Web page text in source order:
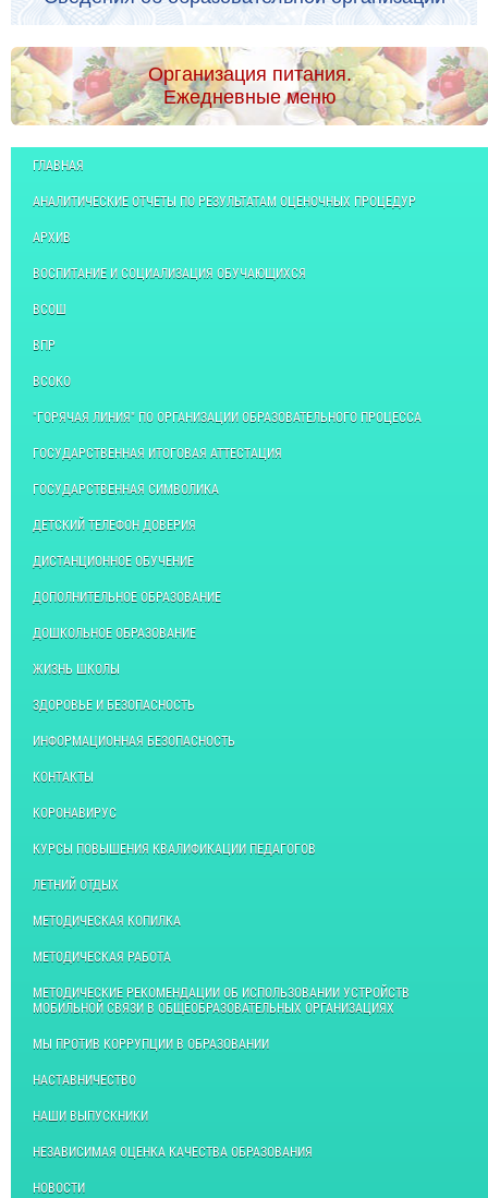
Организация питания.
Ежедневные меню
ГЛАВНАЯ
АНАЛИТИЧЕСКИЕ ОТЧЕТЫ ПО РЕЗУЛЬТАТАМ ОЦЕНОЧНЫХ ПРОЦЕДУР
АРХИВ
ВОСПИТАНИЕ И СОЦИАЛИЗАЦИЯ ОБУЧАЮЩИХСЯ
ВСОШ
ВПР
ВСОКО
"ГОРЯЧАЯ ЛИНИЯ" ПО ОРГАНИЗАЦИИ ОБРАЗОВАТЕЛЬНОГО ПРОЦЕССА
ГОСУДАРСТВЕННАЯ ИТОГОВАЯ АТТЕСТАЦИЯ
ГОСУДАРСТВЕННАЯ СИМВОЛИКА
ДЕТСКИЙ ТЕЛЕФОН ДОВЕРИЯ
ДИСТАНЦИОННОЕ ОБУЧЕНИЕ
ДОПОЛНИТЕЛЬНОЕ ОБРАЗОВАНИЕ
ДОШКОЛЬНОЕ ОБРАЗОВАНИЕ
ЖИЗНЬ ШКОЛЫ
ЗДОРОВЬЕ И БЕЗОПАСНОСТЬ
ИНФОРМАЦИОННАЯ БЕЗОПАСНОСТЬ
КОНТАКТЫ
КОРОНАВИРУС
КУРСЫ ПОВЫШЕНИЯ КВАЛИФИКАЦИИ ПЕДАГОГОВ
ЛЕТНИЙ ОТДЫХ
МЕТОДИЧЕСКАЯ КОПИЛКА
МЕТОДИЧЕСКАЯ РАБОТА
МЕТОДИЧЕСКИЕ РЕКОМЕНДАЦИИ ОБ ИСПОЛЬЗОВАНИИ УСТРОЙСТВ
МОБИЛЬНОЙ СВЯЗИ В ОБЩЕОБРАЗОВАТЕЛЬНЫХ ОРГАНИЗАЦИЯХ
МЫ ПРОТИВ КОРРУПЦИИ В ОБРАЗОВАНИИ
НАСТАВНИЧЕСТВО
НАШИ ВЫПУСКНИКИ
НЕЗАВИСИМАЯ ОЦЕНКА КАЧЕСТВА ОБРАЗОВАНИЯ
НОВОСТИ